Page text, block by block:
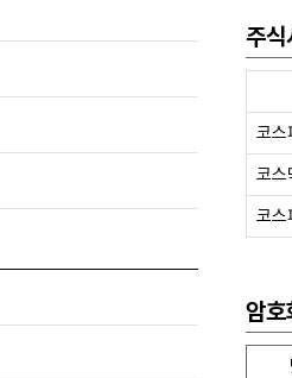
주식
코스
코스
코
암호